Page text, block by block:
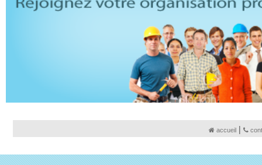
accueil|